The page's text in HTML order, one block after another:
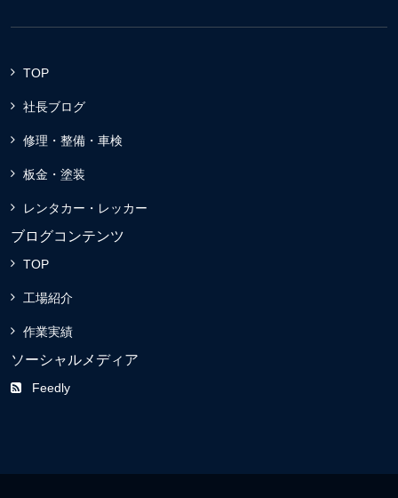
TOP
社長ブログ
修理・整備・車検
板金・塗装
レンタカー・レッカー
ブログコンテンツ
TOP
工場紹介
作業実績
ソーシャルメディア
Feedly